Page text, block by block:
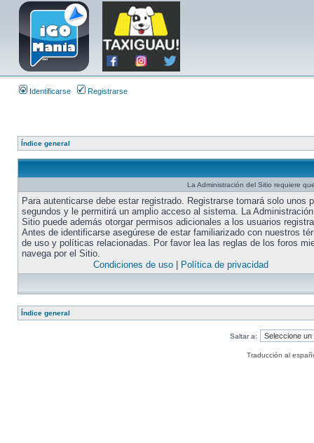
Identificarse Registrarse
Índice general
La Administración del Sitio requiere
Para autenticarse debe estar registrado. Registrarse tomará solo unos
segundos y le permitirá un amplio acceso al sistema. La
Sitio puede además otorgar permisos adicionales a los usuarios
Antes de identificarse asegúrese de estar familiarizado con nuestros
de uso y políticas relacionadas. Por favor lea las reglas de los foros
navega por el Sitio.
Condiciones de uso| Política de privacidad
Índice general
Saltar a:
Traducción al